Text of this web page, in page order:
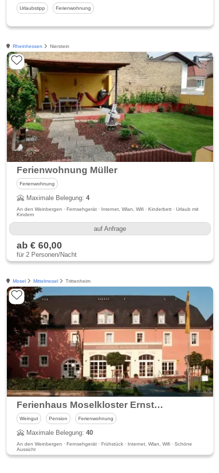
Urlaubstipp Ferienwohnung
Rheinhessen Nierstein
Ferienwohnung Müller
Ferienwohnung
Maximale Belegung:4
An den Weinbergen · Fernsehgerät · Internet, Wlan, Wifi · Kinderbett · Urlaub mit
Kindern
auf Anfrage
ab € 60,00
für 2 Personen/Nacht
Mosel Mittelmosel Trittenheim
Ferienhaus Moselkloster Ernst Eifel & Weingut Christoph Eifel
Weingut Pension Ferienwohnung
Maximale Belegung:40
An den Weinbergen · Fernsehgerät · Frühstück · Internet, Wlan, Wifi · Schöne
Aussicht